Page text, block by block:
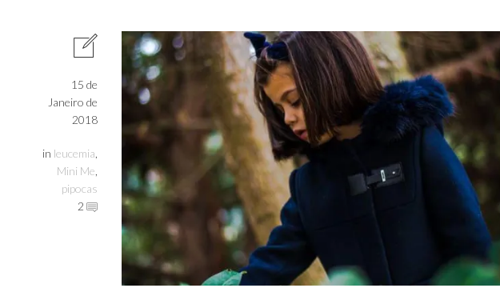
15 de
Janeiro de
2018
in leucemia
Mini Me
pipocas
2